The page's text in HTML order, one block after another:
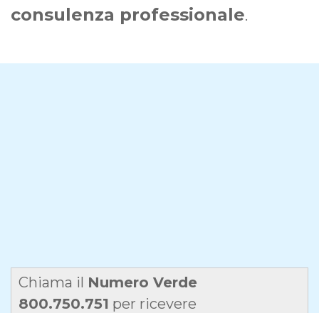
consulenza professionale.
Chiama il Numero Verde
800.750.751 per ricevere